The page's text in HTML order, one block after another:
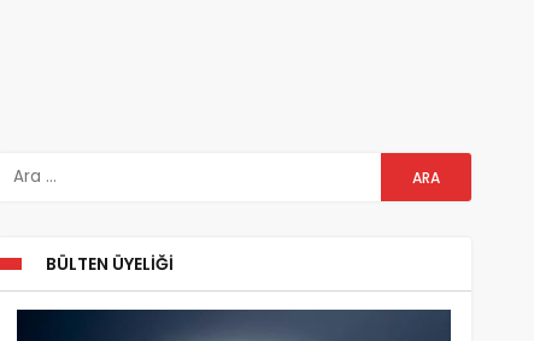
BÜLTEN ÜYELIĞI